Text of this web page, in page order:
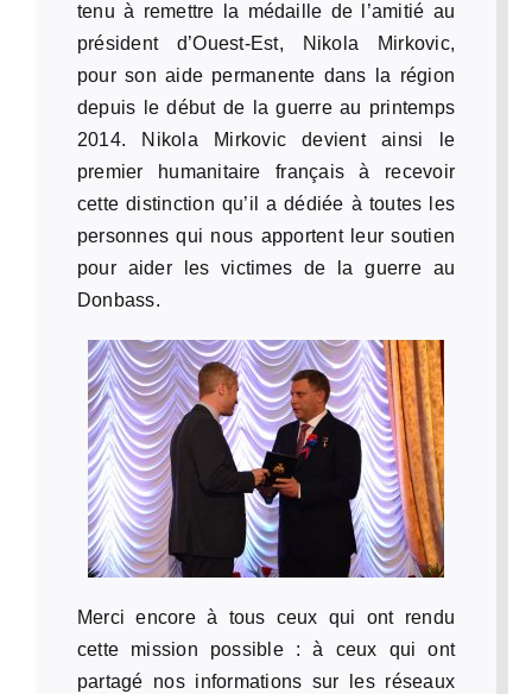
tenu à remettre la médaille de l’amitié au
président d’Ouest-Est, Nikola Mirkovic,
pour son aide permanente dans la région
depuis le début de la guerre au printemps
2014. Nikola Mirkovic devient ainsi le
premier humanitaire français à recevoir
cette distinction qu’il a dédiée à toutes les
personnes qui nous apportent leur soutien
pour aider les victimes de la guerre au
Donbass.
Merci encore à tous ceux qui ont rendu
cette mission possible : à ceux qui ont
partagé nos informations sur les réseaux